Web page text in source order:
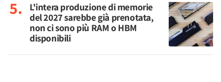
L'intera produzione di memorie
del 2027 sarebbe già prenotata,
non ci sono più RAM o HBM
disponibili